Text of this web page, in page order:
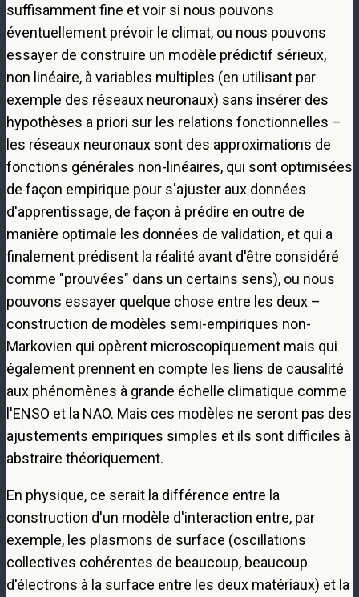
suffisamment fine et voir si nous pouvons
éventuellement prévoir le climat, ou nous pouvons
essayer de construire un modèle prédictif sérieux,
non linéaire, à variables multiples (en utilisant par
exemple des réseaux neuronaux) sans insérer des
hypothèses a priori sur les relations fonctionnelles –
les réseaux neuronaux sont des approximations de
fonctions générales non-linéaires, qui sont optimisées
de façon empirique pour s'ajuster aux données
d'apprentissage, de façon à prédire en outre de
manière optimale les données de validation, et qui a
finalement prédisent la réalité avant d'être considéré
comme "prouvées" dans un certains sens), ou nous
pouvons essayer quelque chose entre les deux –
construction de modèles semi-empiriques non-
Markovien qui opèrent microscopiquement mais qui
également prennent en compte les liens de causalité
aux phénomènes à grande échelle climatique comme
l'ENSO et la NAO. Mais ces modèles ne seront pas des
ajustements empiriques simples et ils sont difficiles à
abstraire théoriquement.
En physique, ce serait la différence entre la
construction d'un modèle d'interaction entre, par
exemple, les plasmons de surface (oscillations
collectives cohérentes de beaucoup, beaucoup
d'électrons à la surface entre les deux matériaux) et la